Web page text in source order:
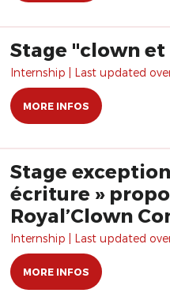
Stage "clown
Internship | Last updated over
MORE INFOS
Stage
écriture »
Royal’Clown
par Hervé
Krief
Internship | Last updated
MORE INFOS